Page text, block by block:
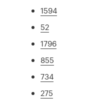
1594
52
1796
855
734
275